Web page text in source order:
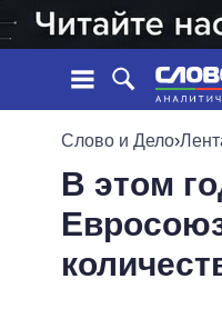
ЛЕНТА
СОБЫТИЯ
СТАТЬИ
Слово и Дело›
В этом